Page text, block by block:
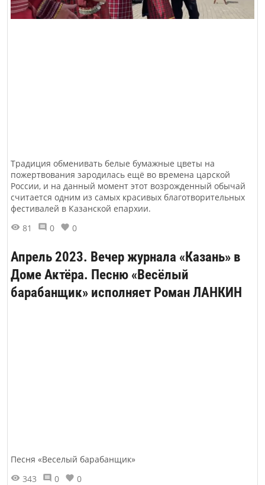
Традиция обменивать белые бумажные цветы на
пожертвования зародилась ещё во времена царской
России, и на данный момент этот возрожденный обычай
считается одним из самых красивых благотворительных
фестивалей в Казанской епархии.
81
0 0
Апрель 2023. Вечер журнала «Казань» в
Доме Актёра. Песню «Весёлый
барабанщик» исполняет Роман ЛАНКИН
Песня «Веселый барабанщик»
343
0 0